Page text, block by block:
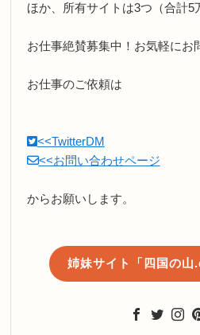
ほか、所有サイトは3つ（合計5
お仕事絶賛募集中！お気軽にお
お仕事のご依頼は
<<TwitterDM
<<お問い合わせページ
からお願いします。
姉妹サイト「四国の山